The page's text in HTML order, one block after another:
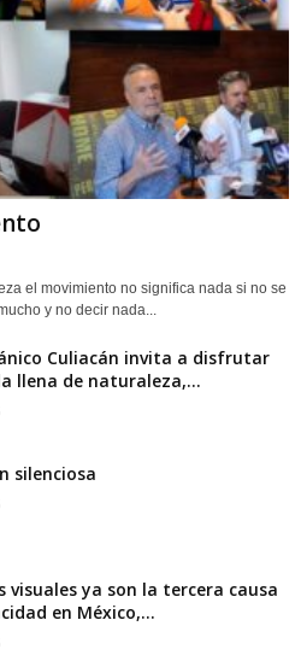
el movimiento no significa nada si no se
y no decir nada...
Culiacán invita a disfrutar
llena de naturaleza,...
silenciosa
visuales ya son la tercera causa
en México,...